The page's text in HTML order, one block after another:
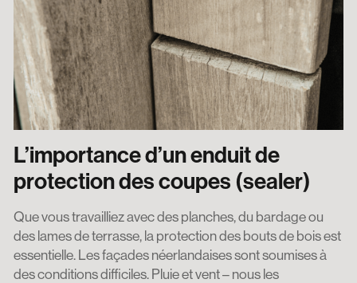
L’importance d’un enduit de
protection des coupes (sealer)
Que vous travailliez avec des planches, du bardage ou
des lames de terrasse, la protection des bouts de bois est
essentielle. Les façades néerlandaises sont soumises à
des conditions difficiles. Pluie et vent – nous les